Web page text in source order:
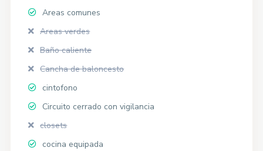
Areas comunes
Areas verdes
Baño caliente
Cancha de baloncesto
cintofono
Circuito cerrado con vigilancia
closets
cocina equipada